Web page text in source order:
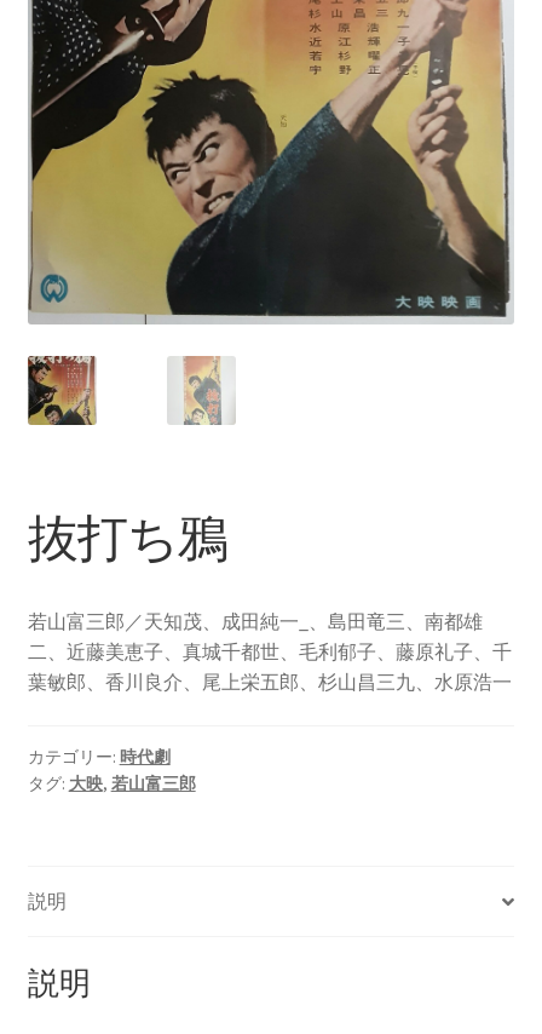
抜打ち鴉
若山富三郎／天知茂、成田純一_、島田竜三、南都雄
二、近藤美恵子、真城千都世、毛利郁子、藤原礼子、千
葉敏郎、香川良介、尾上栄五郎、杉山昌三九、水原浩一
カテゴリー: 時代劇
タグ: 大映, 若山富三郎
説明
説明